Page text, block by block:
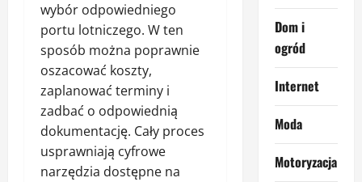
wybór odpowiedniego
portu lotniczego. W ten
sposób można poprawnie
oszacować koszty,
zaplanować terminy i
zadbać o odpowiednią
dokumentację. Cały proces
usprawniają cyfrowe
narzędzia dostępne na
Dom i
ogród
Internet
Moda
Motoryzacja